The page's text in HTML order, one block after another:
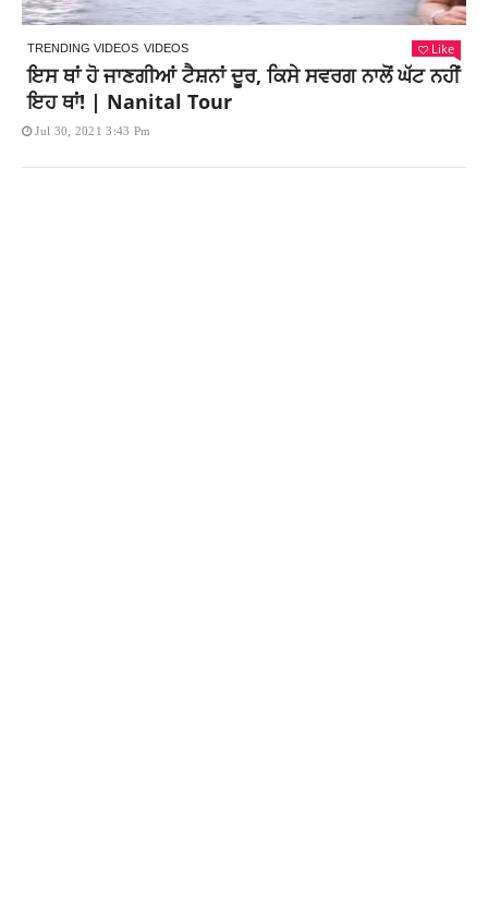
TRENDING VIDEOS VIDEOS Like
ਇਸ ਥਾਂ ਹੋ ਜਾਣਗੀਆਂ ਟੈਸ਼ਨਾਂ ਦੂਰ, ਕਿਸੇ ਸਵਰਗ ਨਾਲੋਂ ਘੱਟ ਨਹੀਂ
ਇਹ ਥਾਂ! | Nanital Tour
Jul 30, 2021 3:43 Pm